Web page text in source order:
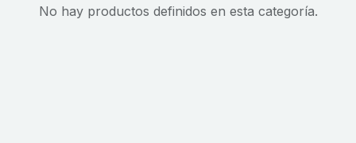
No hay productos definidos en esta categoría.